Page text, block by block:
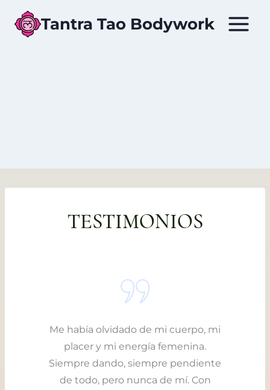
Tantra Tao Bodywork
TESTIMONIOS
Me había olvidado de mi cuerpo, mi
placer y mi energía femenina.
Siempre dando, siempre pendiente
de todo, pero nunca de mí. Con